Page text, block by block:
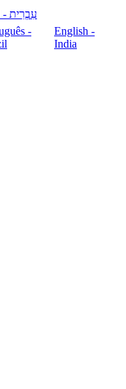
עִבְרִית - Israel
-
English -
India